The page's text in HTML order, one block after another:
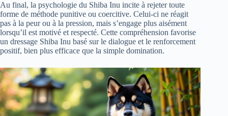
Au final, la psychologie du Shiba Inu incite à rejeter toute
forme de méthode punitive ou coercitive. Celui-ci ne réagit
pas à la peur ou à la pression, mais s’engage plus aisément
lorsqu’il est motivé et respecté. Cette compréhension favorise
un dressage Shiba Inu basé sur le dialogue et le renforcement
positif, bien plus efficace que la simple domination.